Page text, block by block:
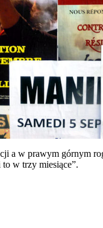
a w prawym górnym
to w trzy miesiące”.